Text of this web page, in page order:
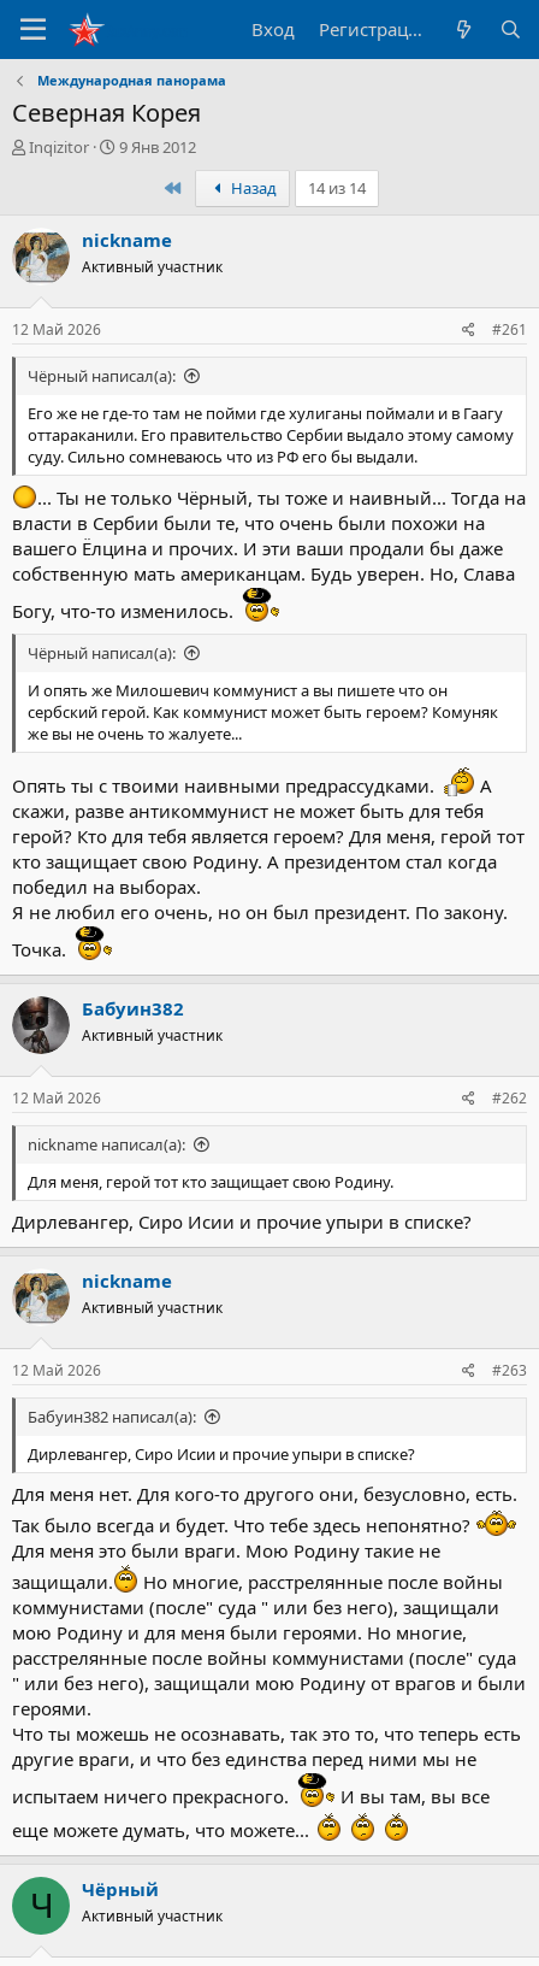
Вход Регистрация
Международная панорама
Северная Корея
А
р
т
е
м
ы
Inqizitor
Д
н
а
ч
9 Янв 2012
ПервыйНазад 14 из 14
nickname
Активный участник
12 Май 2026 #261
Чёрный написал(а):
Его же не где-то там не пойми где хулиганы поймали и в Гаагу
оттараканили. Его правительство Сербии выдало этому самому
суду. Сильно сомневаюсь что из РФ его бы выдали.
... Ты не только Чёрный, ты тоже и наивный... Тогда на
власти в Сербии были те, что очень были похожи на
вашего Ёлцина и прочих. И эти ваши продали бы даже
собственную мать американцам. Будь уверен. Но, Слава
Богу, что-то изменилось.
Чёрный написал(а):
И опять же Милошевич коммунист а вы пишете что он
сербский герой. Как коммунист может быть героем? Комуняк
же вы не очень то жалуете...
Опять ты с твоими наивными предрассудками.
А
скажи, разве антикоммунист не может быть для тебя
герой? Кто для тебя является героем? Для меня, герой тот
кто защищает свою Родину. А президентом стал когда
победил на выборах.
Я не любил его очень, но он был президент. По закону.
Точка.
Бабуин382
Активный участник
12 Май 2026 #262
nickname написал(а):
Для меня, герой тот кто защищает свою Родину.
Дирлевангер, Сиро Исии и прочие упыри в списке?
nickname
Активный участник
12 Май 2026 #263
Бабуин382 написал(а):
Дирлевангер, Сиро Исии и прочие упыри в списке?
Для меня нет. Для кого-то другого они, безусловно, есть.
Так было всегда и будет. Что тебе здесь непонятно?
Для меня это были враги. Мою Родину такие не
защищали.
Но многие, расстрелянные после войны
коммунистами (после" суда " или без него), защищали
мою Родину и для меня были героями. Но многие,
расстрелянные после войны коммунистами (после" суда
" или без него), защищали мою Родину от врагов и были
героями.
Что ты можешь не осознавать, так это то, что теперь есть
другие враги, и что без единства перед ними мы не
испытаем ничего прекрасного.
И вы там, вы все
еще можете думать, что можете...
Ч Чёрный
Активный участник